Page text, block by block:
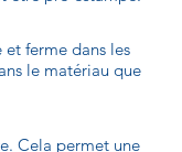
et ferme dans les
le matériau que
Cela permet une